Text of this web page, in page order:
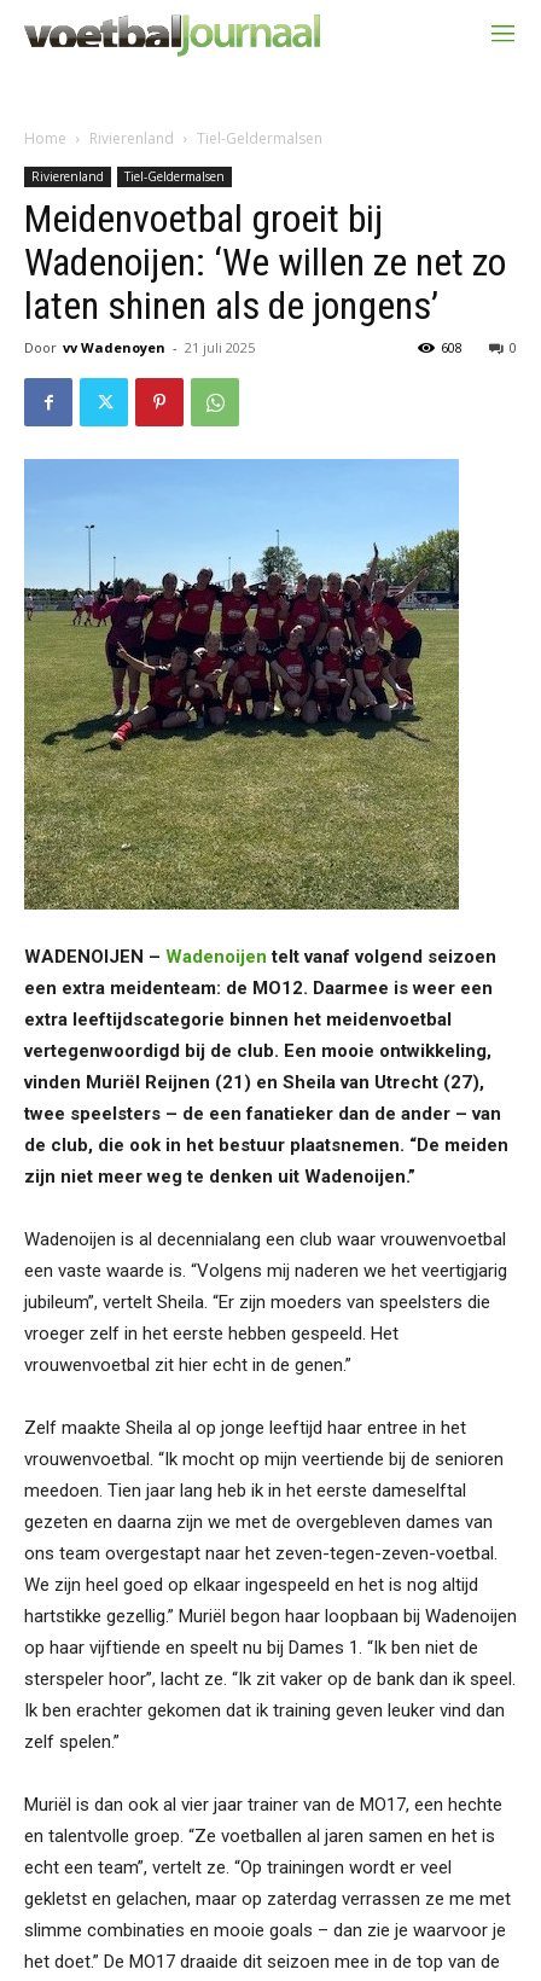
Home Rivierenland Tiel-Geldermalsen
Rivierenland Tiel-Geldermalsen
Meidenvoetbal groeit bij
Wadenoijen: ‘We willen ze net zo
laten shinen als de jongens’
Door vv Wadenoyen - 21 juli 2025 0
608
WADENOIJEN – Wadenoijen telt vanaf volgend seizoen
een extra meidenteam: de MO12. Daarmee is weer een
extra leeftijdscategorie binnen het meidenvoetbal
vertegenwoordigd bij de club. Een mooie ontwikkeling,
vinden Muriël Reijnen (21) en Sheila van Utrecht (27),
twee speelsters – de een fanatieker dan de ander – van
de club, die ook in het bestuur plaatsnemen. “De meiden
zijn niet meer weg te denken uit Wadenoijen.”
Wadenoijen is al decennialang een club waar vrouwenvoetbal
een vaste waarde is. “Volgens mij naderen we het veertigjarig
jubileum”, vertelt Sheila. “Er zijn moeders van speelsters die
vroeger zelf in het eerste hebben gespeeld. Het
vrouwenvoetbal zit hier echt in de genen.”
Zelf maakte Sheila al op jonge leeftijd haar entree in het
vrouwenvoetbal. “Ik mocht op mijn veertiende bij de senioren
meedoen. Tien jaar lang heb ik in het eerste dameselftal
gezeten en daarna zijn we met de overgebleven dames van
ons team overgestapt naar het zeven-tegen-zeven-voetbal.
We zijn heel goed op elkaar ingespeeld en het is nog altijd
hartstikke gezellig.” Muriël begon haar loopbaan bij Wadenoijen
op haar vijftiende en speelt nu bij Dames 1. “Ik ben niet de
sterspeler hoor”, lacht ze. “Ik zit vaker op de bank dan ik speel.
Ik ben erachter gekomen dat ik training geven leuker vind dan
zelf spelen.”
Muriël is dan ook al vier jaar trainer van de MO17, een hechte
en talentvolle groep. “Ze voetballen al jaren samen en het is
echt een team”, vertelt ze. “Op trainingen wordt er veel
gekletst en gelachen, maar op zaterdag verrassen ze me met
slimme combinaties en mooie goals – dan zie je waarvoor je
het doet.” De MO17 draaide dit seizoen mee in de top van de